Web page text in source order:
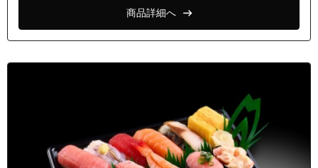
東京都目黒区緑が丘１丁目
東京都目黒区緑が丘２丁目
東京都目黒区南１丁目
東京都目黒区目黒本町１丁目
東京都目黒区目黒本町２丁目
商品詳細へ